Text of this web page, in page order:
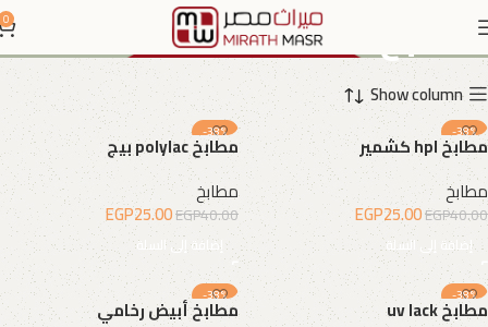
0 مطابخ
Show column
-38%
مطابخ hpl كشمير
مطابخ
EGP40.00
EGP25.00
إضافة إلى السلة
-38%
مطابخ polylac بيج
مطابخ
EGP40.00
EGP25.00
إضافة إلى السلة
-38%
مطابخ uv lack
-38%
مطابخ أبيض رخامي